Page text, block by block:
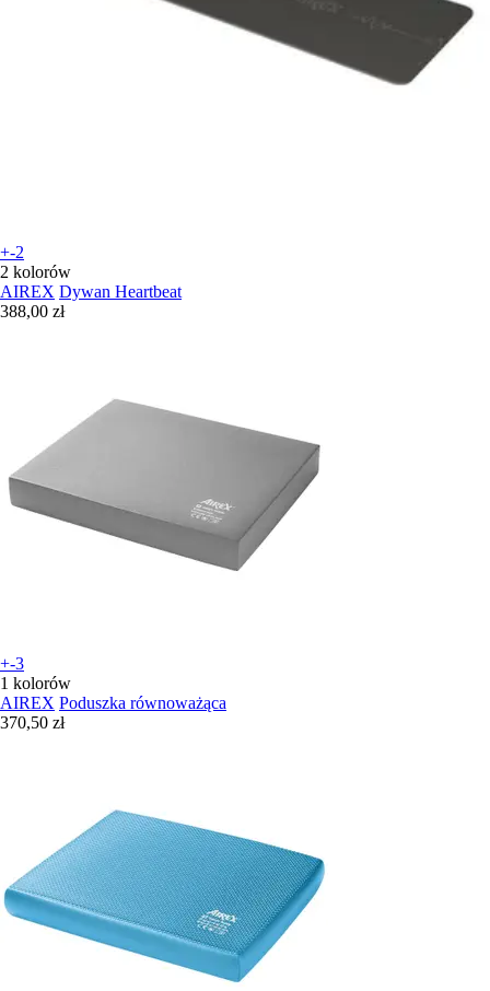
+-2
2 kolorów
AIREX Dywan Heartbeat
388,00 zł
+-3
1 kolorów
AIREX Poduszka równoważąca
370,50 zł